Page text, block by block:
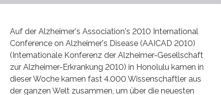
Auf der Alzheimer's Association's 2010 International
Conference on Alzheimer's Disease (AAICAD 2010)
(Internationale Konferenz der Alzheimer-Gesellschaft
zur Alzheimer-Erkrankung 2010) in Honolulu kamen in
dieser Woche kamen fast 4.000 Wissenschaftler aus
der ganzen Welt zusammen, um über die neuesten